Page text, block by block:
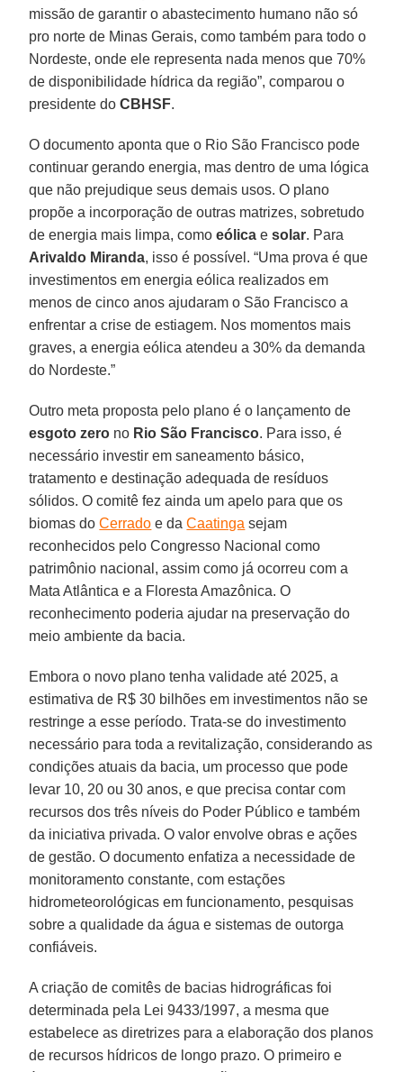
missão de garantir o abastecimento humano não só
pro norte de Minas Gerais, como também para todo o
Nordeste, onde ele representa nada menos que 70%
de disponibilidade hídrica da região”, comparou o
presidente doCBHSF.
O documento aponta que o Rio São Francisco pode
continuar gerando energia, mas dentro de uma lógica
que não prejudique seus demais usos. O plano
propõe a incorporação de outras matrizes, sobretudo
de energia mais limpa, comoeólica esolar. Para
Arivaldo Miranda, isso é possível. “Uma prova é que
investimentos em energia eólica realizados em
menos de cinco anos ajudaram o São Francisco a
enfrentar a crise de estiagem. Nos momentos mais
graves, a energia eólica atendeu a 30% da demanda
do Nordeste.”
Outro meta proposta pelo plano é o lançamento de
esgoto zero no Rio São Francisco. Para isso, é
necessário investir em saneamento básico,
tratamento e destinação adequada de resíduos
sólidos. O comitê fez ainda um apelo para que os
biomas doCerrado e daCaatinga sejam
reconhecidos pelo Congresso Nacional como
patrimônio nacional, assim como já ocorreu com a
Mata Atlântica e a Floresta Amazônica. O
reconhecimento poderia ajudar na preservação do
meio ambiente da bacia.
Embora o novo plano tenha validade até 2025, a
estimativa de R$ 30 bilhões em investimentos não se
restringe a esse período. Trata-se do investimento
necessário para toda a revitalização, considerando as
condições atuais da bacia, um processo que pode
levar 10, 20 ou 30 anos, e que precisa contar com
recursos dos três níveis do Poder Público e também
da iniciativa privada. O valor envolve obras e ações
de gestão. O documento enfatiza a necessidade de
monitoramento constante, com estações
hidrometeorológicas em funcionamento, pesquisas
sobre a qualidade da água e sistemas de outorga
confiáveis.
A criação de comitês de bacias hidrográficas foi
determinada pela Lei 9433/1997, a mesma que
estabelece as diretrizes para a elaboração dos planos
de recursos hídricos de longo prazo. O primeiro e